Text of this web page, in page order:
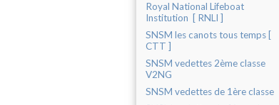
Royal National Lifeboat
Institution [ RNLI ]
SNSM les canots tous temps [
CTT ]
SNSM vedettes 2ème classe
V2NG
SNSM vedettes de 1ère classe